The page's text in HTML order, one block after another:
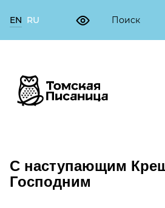
EN RU
С наступающим
Господним